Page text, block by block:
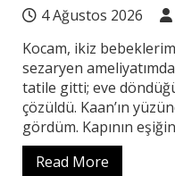
4 Ağustos 2026
Kocam, ikiz
sezaryen
tatile gitti; eve
çözüldü. Kaan’ın
gördüm. Kapının
Read More